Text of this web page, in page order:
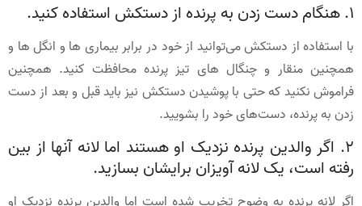
1. هنگام دست زدن به پرنده از دستکش استفاده کنید.
با استفاده از دستکش می‌توانید از خود در برابر بیماری ها و انگل ها و
همچنین منقار و چنگال های تیز پرنده محافظت کنید. همچنین
فراموش نکنید که حتی با پوشیدن دستکش نیز باید قبل و بعد از دست
زدن به پرنده، دست‌های خود را بشویید.
2. اگر والدین پرنده نزدیک او هستند اما لانه آنها از بین
رفته است، یک لانه آویزان برایشان بسازید.